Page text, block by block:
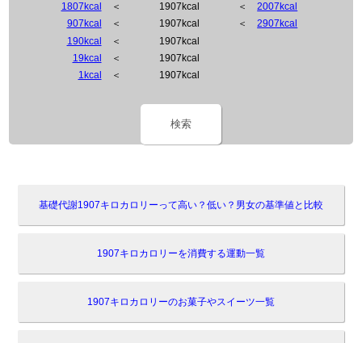
1807kcal ＜ 1907kcal ＜2007kcal
907kcal
＜ 1907kcal ＜2907kcal
190kcal ＜
1907kcal
19kcal
＜
1907kcal
1kcal
＜ 1907kcal
検索
基礎代謝1907キロカロリーって高い？低い？男女の基準値と比較
1907キロカロリーを消費する運動一覧
1907キロカロリーのお菓子やスイーツ一覧